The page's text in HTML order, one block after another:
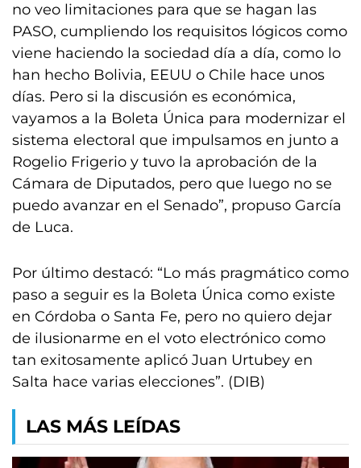
no veo limitaciones para que se hagan las
PASO, cumpliendo los requisitos lógicos como
viene haciendo la sociedad día a día, como lo
han hecho Bolivia, EEUU o Chile hace unos
días. Pero si la discusión es económica,
vayamos a la Boleta Única para modernizar el
sistema electoral que impulsamos en junto a
Rogelio Frigerio y tuvo la aprobación de la
Cámara de Diputados, pero que luego no se
puedo avanzar en el Senado”, propuso García
de Luca.
Por último destacó: “Lo más pragmático como
paso a seguir es la Boleta Única como existe
en Córdoba o Santa Fe, pero no quiero dejar
de ilusionarme en el voto electrónico como
tan exitosamente aplicó Juan Urtubey en
Salta hace varias elecciones”. (DIB)
LAS MÁS LEÍDAS